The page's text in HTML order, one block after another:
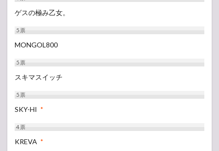
ゲスの極み乙女。
5票
MONGOL800
5票
スキマスイッチ
5票
SKY-HI *
4票
KREVA *